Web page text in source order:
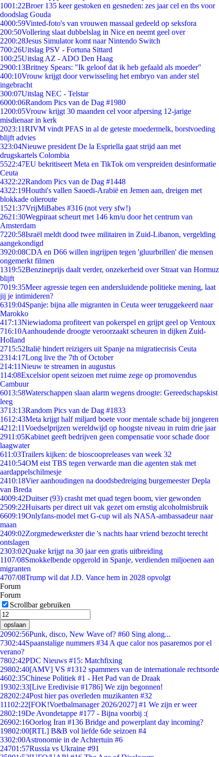
1001:22Broer 135 keer gestoken en gesneden: zes jaar cel en tbs voor
doodslag Gouda
4000:59Vinted-foto's van vrouwen massaal gedeeld op seksfora
200:50Vollering slaat dubbelslag in Nice en neemt geel over
2200:28Jesus Simulator komt naar Nintendo Switch
700:26Uitslag PSV - Fortuna Sittard
100:25Uitslag AZ - ADO Den Haag
2900:13Britney Spears: "Ik geloof dat ik heb gefaald als moeder"
400:10Vrouw krijgt door verwisseling het embryo van ander stel
ingebracht
300:07Uitslag NEC - Telstar
6000:06Random Pics van de Dag #1980
1200:05Vrouw krijgt 30 maanden cel voor afpersing 12-jarige
misdienaar in kerk
2023:11RIVM vindt PFAS in al de geteste moedermelk, borstvoeding
blijft advies
323:04Nieuwe president De la Espriella gaat strijd aan met
drugskartels Colombia
5522:47EU bekritiseert Meta en TikTok om verspreiden desinformatie
Ceuta
4322:22Random Pics van de Dag #1448
4322:19Houthi's vallen Saoedi-Arabië en Jemen aan, dreigen met
blokkade olieroute
1521:37VrijMiBabes #316 (not very sfw!)
2621:30Wegpiraat scheurt met 146 km/u door het centrum van
Amsterdam
7220:58Israël meldt dood twee militairen in Zuid-Libanon, vergelding
aangekondigd
3920:08CDA en D66 willen ingrijpen tegen 'gluurbrillen' die mensen
ongemerkt filmen
1319:52Benzineprijs daalt verder, onzekerheid over Straat van Hormuz
blijft
7019:35Meer agressie tegen een andersluidende politieke mening, laat
jij je intimideren?
6319:04Spanje: bijna alle migranten in Ceuta weer teruggekeerd naar
Marokko
417:13Niewiadoma profiteert van pokerspel en grijpt geel op Ventoux
716:10Aanhoudende droogte veroorzaakt scheuren in dijken Zuid-
Holland
2715:52Italië hindert reizigers uit Spanje na migratiecrisis Ceuta
2314:17Long live the 7th of October
214:11Nieuw te streamen in augustus
114:08Excelsior opent seizoen met ruime zege op promovendus
Cambuur
6013:58Waterschappen slaan alarm wegens droogte: Gereedschapskist
leeg
3713:13Random Pics van de Dag #1833
1612:43Meta krijgt half miljard boete voor mentale schade bij jongeren
4212:11Voedselprijzen wereldwijd op hoogste niveau in ruim drie jaar
2911:05Kabinet geeft bedrijven geen compensatie voor schade door
laagwater
611:03Trailers kijken: de bioscoopreleases van week 32
2410:54OM eist TBS tegen verwarde man die agenten stak met
aardappelschilmesje
2410:18Vier aanhoudingen na doodsbedreiging burgemeester Depla
van Breda
4009:42Duitser (93) crasht met quad tegen boom, vier gewonden
2509:22Huisarts per direct uit vak gezet om ernstig alcoholmisbruik
6609:19Onlyfans-model met G-cup wil als NASA-ambassadeur naar
maan
2409:02Zorgmedewerkster die 's nachts haar vriend bezocht terecht
ontslagen
2303:02Quake krijgt na 30 jaar een gratis uitbreiding
1107/08Smokkelbende opgerold in Spanje, verdienden miljoenen aan
migranten
4707/08Trump wil dat J.D. Vance hem in 2028 opvolgt
Forum
Forum
Scrollbar gebruiken
opslaan
20902:56Punk, disco, New Wave of? #60 Sing along...
7302:44Spaanstalige nummers #34 A que calor nos pasaremos por el
verano?
7802:42PDC Nieuws #15: Matchfixing
29802:40[AMV] VS #1312 spammers van de internationale rechtsorde
4602:35Chinese Politiek #1 - Het Pad van de Draak
19302:33[Live Eredivisie #1786] We zijn begonnen!
28202:24Post hier pas overleden muzikanten #32
11102:22[FOK!Voetbalmanager 2026/2027] #1 We zijn er weer
2802:19De Avondetappe #177 - Bijna voorbij :(
26902:16Oorlog Iran #136 Bridge and powerplant day incoming?
19802:00[RTL] B&B vol liefde 6de seizoen #4
3302:00Astronomie in de Achtertuin #6
24701:57Russia vs Ukraine #91